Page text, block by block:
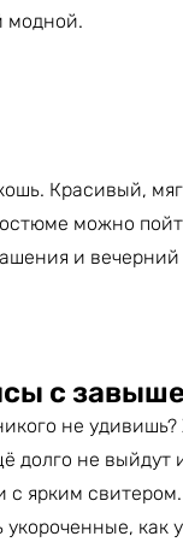
модной.
Красивый,
можно
и
с
не
долго не выйдут
с ярким
как у